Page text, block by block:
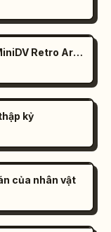
Khung hình nhiếp ảnh phong cách MiniDV Retro Arcade
kỷ
của nhân vật